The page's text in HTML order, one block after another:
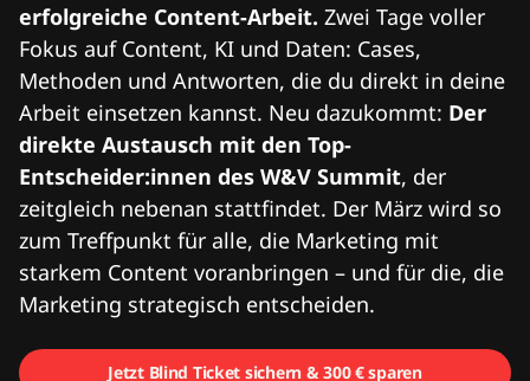
erfolgreiche Content-Arbeit. Zwei Tage voller
Fokus auf Content, KI und Daten: Cases,
Methoden und Antworten, die du direkt in deine
Arbeit einsetzen kannst. Neu dazukommt: Der
direkte Austausch mit den Top-
Entscheider:innen des W&V Summit, der
zeitgleich nebenan stattfindet. Der März wird so
zum Treffpunkt für alle, die Marketing mit
starkem Content voranbringen – und für die, die
Marketing strategisch entscheiden.
Jetzt Blind Ticket sichern & 300 € sparen